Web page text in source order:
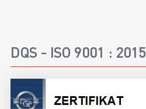
DQS - ISO 9001 : 2015